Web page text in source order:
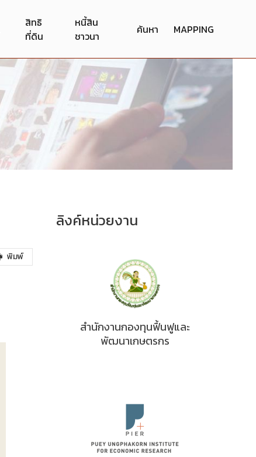
สิทธิ
ที่ดิน
หนี้สิน
ชาวนา
ค้นหา MAPPING
พิมพ์
ลิงค์หน่วยงาน
สำนักงานกองทุนฟื้นฟูและ
พัฒนาเกษตรกร